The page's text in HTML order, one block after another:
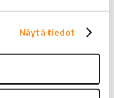
Näytä tiedot